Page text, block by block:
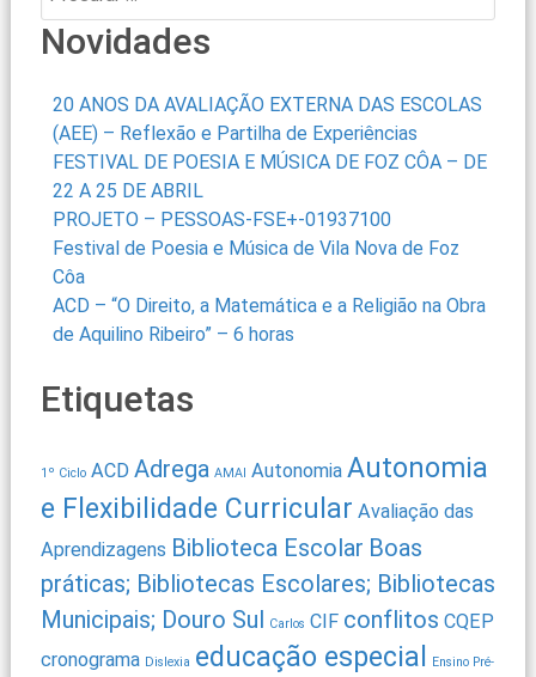
Novidades
20 ANOS DA AVALIAÇÃO EXTERNA DAS ESCOLAS
(AEE) – Reflexão e Partilha de Experiências
FESTIVAL DE POESIA E MÚSICA DE FOZ CÔA – DE
22 A 25 DE ABRIL
PROJETO – PESSOAS-FSE+-01937100
Festival de Poesia e Música de Vila Nova de Foz
Côa
ACD – “O Direito, a Matemática e a Religião na Obra
de Aquilino Ribeiro” – 6 horas
Etiquetas
1º Ciclo ACD Adrega AMAI Autonomia Autonomia
e Flexibilidade Curricular Avaliação das
Aprendizagens Biblioteca Escolar Boas
práticas; Bibliotecas Escolares; Bibliotecas
Municipais; Douro Sul Carlos CIF conflitos CQEP
cronograma Dislexia educação especial Ensino Pré-